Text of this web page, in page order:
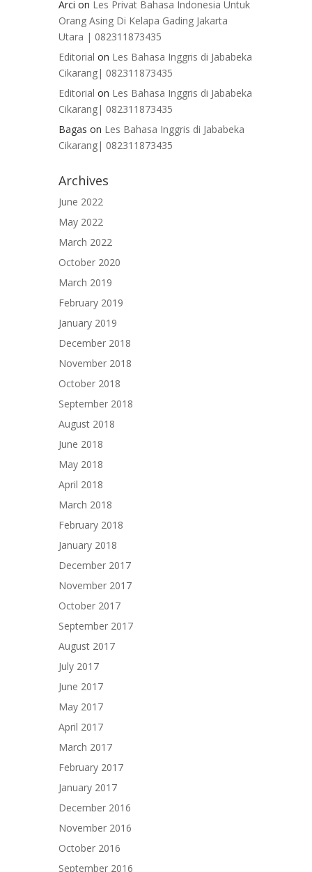
Arci on Les Privat Bahasa Indonesia Untuk
Orang Asing Di Kelapa Gading Jakarta
Utara | 082311873435
Editorial on Les Bahasa Inggris di Jababeka
Cikarang| 082311873435
Editorial on Les Bahasa Inggris di Jababeka
Cikarang| 082311873435
Bagas on Les Bahasa Inggris di Jababeka
Cikarang| 082311873435
Archives
June 2022
May 2022
March 2022
October 2020
March 2019
February 2019
January 2019
December 2018
November 2018
October 2018
September 2018
August 2018
June 2018
May 2018
April 2018
March 2018
February 2018
January 2018
December 2017
November 2017
October 2017
September 2017
August 2017
July 2017
June 2017
May 2017
April 2017
March 2017
February 2017
January 2017
December 2016
November 2016
October 2016
September 2016